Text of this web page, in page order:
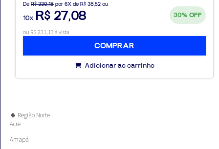
Aulas
VIVO
GRATUITAS!
De R$ 330,18 por 6X de R$ 38,52 ou
10x R$ 27,08 30% OFF
ou R$ 231,13 à vista
COMPRAR
Adicionar ao carrinho
🌵 Região Norte
Acre
Amapá